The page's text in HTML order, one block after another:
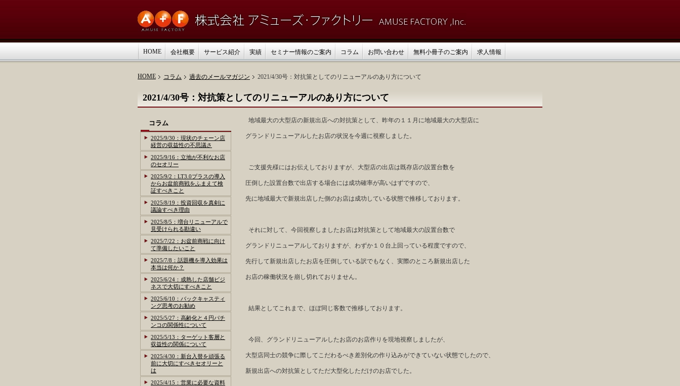
HOME 会社概要 サービス紹介 実績 セミナー情報のご案内 コラム お問い合わせ 無料小冊子のご案内 求人情報
HOME コラム 過去のメールマガジン 2021/4/30号：対抗策としてのリニューアルのあり方について
2021/4/30号：対抗策としてのリニューアルのあり方について
地域最大の大型店の新規出店への対抗策として、昨年の１１月に地域最大の大型店に
グランドリニューアルしたお店の状況を今週に視察しました。
ご支援先様にはお伝えしておりますが、大型店の出店は既存店の設置台数を
圧倒した設置台数で出店する場合には成功確率が高いはずですので、
先に地域最大で新規出店した側のお店は成功している状態で推移しております。
それに対して、今回視察しましたお店は対抗策として地域最大の設置台数で
グランドリニューアルしておりますが、わずか１０台上回っている程度ですので、
先行して新規出店したお店を圧倒している訳でもなく、実際のところ新規出店した
お店の稼働状況を崩し切れておりません。
結果としてこれまで、ほぼ同じ客数で推移しております。
今回、グランドリニューアルしたお店のお店作りを現地視察しましたが、
大型店同士の競争に際してこだわるべき差別化の作り込みができていない状態でしたので、
新規出店への対抗策としてただ大型化しただけのお店でした。
コラム
2025/9/30：現状のチェーン店
経営の収益性の不思議さ
2025/9/16：立地が不利なお店
のセオリー
2025/9/2：LT3.0プラスの導入
からお盆前商戦をふまえて検
証すべきこと
2025/8/19：投資回収を真剣に
議論すべき理由
2025/8/5：増台リニューアルで
見受けられる勘違い
2025/7/22：お盆前商戦に向け
て準備したいこと
2025/7/8：話題機を導入効果は
本当は何か？
2025/6/24：成熟した店舗ビジ
ネスで大切にすべきこと
2025/6/10：バックキャスティ
ング思考のお勧め
2025/5/27：高齢化と４円パチ
ンコの関係性について
2025/5/13：ターゲット客層と
収益性の関係について
2025/4/30：新台入替を頑張る
前に大切にすべきセオリーと
は
2025/4/15：営業に必要な資料